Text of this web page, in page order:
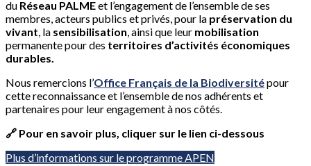
du Réseau PALMEet l’engagement de l’ensemble de ses
membres, acteurs publics et privés, pour la préservation du
vivant, la sensibilisation, ainsi que leur mobilisation
permanente pour des territoires d’activités économiques
durables.
Nous remercions l’Office Français de la Biodiversitépour
cette reconnaissance et l’ensemble de nos adhérents et
partenaires pour leur engagement à nos côtés.
🔗 Pour en savoir plus, cliquer sur le lien ci-dessous
Plus d’informations sur le programme APEN